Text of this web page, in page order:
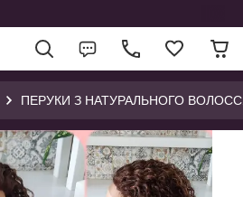
ПЕРУКИ З НАТУРАЛЬНОГО ВОЛОССЯ